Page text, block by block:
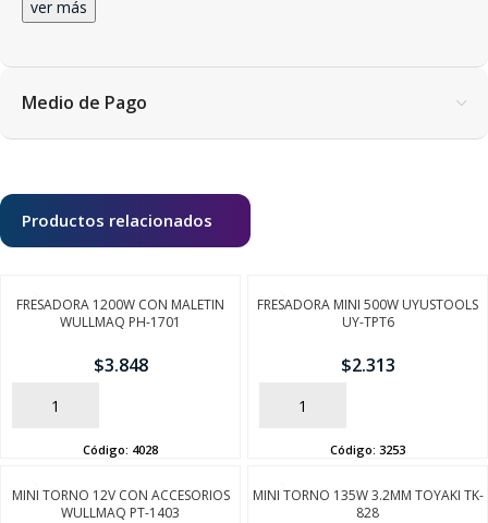
ver más
Medio de Pago
Productos relacionados
FRESADORA 1200W CON MALETIN
WULLMAQ PH-1701
$3.848
AÑADIR
Código: 4028
FRESADORA MINI 500W UYUSTOOLS
UY-TPT6
$2.313
AÑADIR
Código: 3253
MINI TORNO 12V CON ACCESORIOS
WULLMAQ PT-1403
MINI TORNO 135W 3.2MM TOYAKI TK-
828